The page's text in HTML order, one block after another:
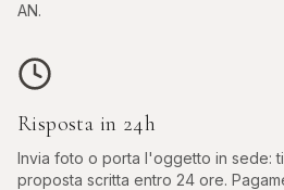
AN.
Risposta in 24h
Invia foto o porta l'oggetto in sede:
proposta scritta entro 24 ore.